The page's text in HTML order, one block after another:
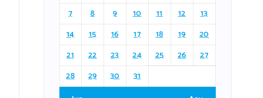
7
8 9 10 11 12
13
14
15 16 17 18 19
20
21
22 23 24 25 26
27
28
29 30
31